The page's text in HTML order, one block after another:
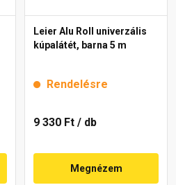
Leier Alu Roll univerzális
kúpalátét, barna 5 m
Rendelésre
9 330 Ft / db
Megnézem